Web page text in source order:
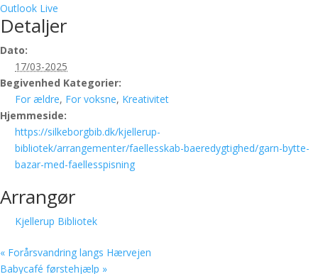
Outlook Live
Detaljer
Dato:
17/03-2025
Begivenhed Kategorier:
For ældre, For voksne, Kreativitet
Hjemmeside:
https://silkeborgbib.dk/kjellerup-
bibliotek/arrangementer/faellesskab-baeredygtighed/garn-bytte-
bazar-med-faellesspisning
Arrangør
Kjellerup Bibliotek
« Forårsvandring langs Hærvejen
Babycafé førstehjælp »